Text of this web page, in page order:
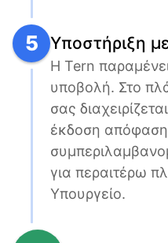
5 Υποστήριξη
Η Tern
υποβολή. Στο
σας
έκδοση
για περαιτέρω
Υπουργείο.